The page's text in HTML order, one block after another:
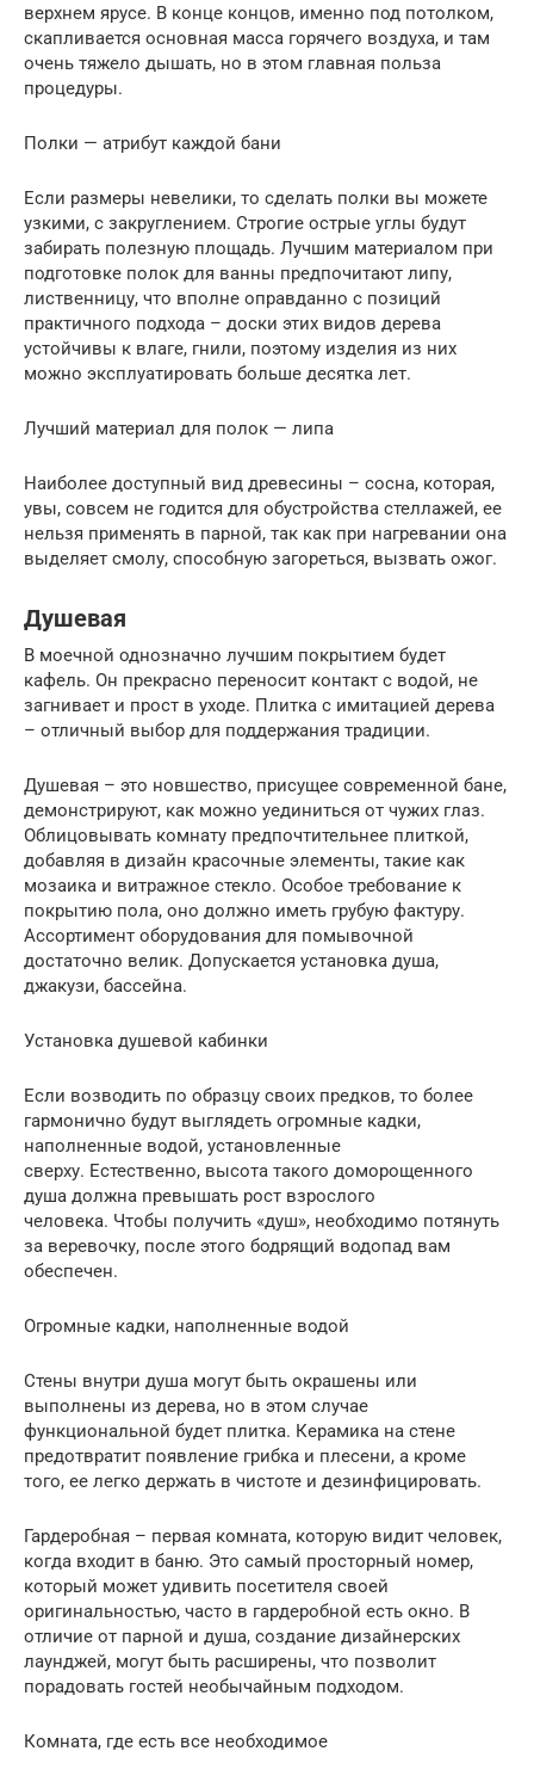
верхнем ярусе. В конце концов, именно под потолком,
скапливается основная масса горячего воздуха, и там
очень тяжело дышать, но в этом главная польза
процедуры.
Полки — атрибут каждой бани
Если размеры невелики, то сделать полки вы можете
узкими, с закруглением. Строгие острые углы будут
забирать полезную площадь. Лучшим материалом при
подготовке полок для ванны предпочитают липу,
лиственницу, что вполне оправданно с позиций
практичного подхода – доски этих видов дерева
устойчивы к влаге, гнили, поэтому изделия из них
можно эксплуатировать больше десятка лет.
Лучший материал для полок — липа
Наиболее доступный вид древесины – сосна, которая,
увы, совсем не годится для обустройства стеллажей, ее
нельзя применять в парной, так как при нагревании она
выделяет смолу, способную загореться, вызвать ожог.
Душевая
В моечной однозначно лучшим покрытием будет
кафель. Он прекрасно переносит контакт с водой, не
загнивает и прост в уходе. Плитка с имитацией дерева
– отличный выбор для поддержания традиции.
Душевая – это новшество, присущее современной бане,
демонстрируют, как можно уединиться от чужих глаз.
Облицовывать комнату предпочтительнее плиткой,
добавляя в дизайн красочные элементы, такие как
мозаика и витражное стекло. Особое требование к
покрытию пола, оно должно иметь грубую фактуру.
Ассортимент оборудования для помывочной
достаточно велик. Допускается установка душа,
джакузи, бассейна.
Установка душевой кабинки
Если возводить по образцу своих предков, то более
гармонично будут выглядеть огромные кадки,
наполненные водой, установленные
сверху. Естественно, высота такого доморощенного
душа должна превышать рост взрослого
человека. Чтобы получить «душ», необходимо потянуть
за веревочку, после этого бодрящий водопад вам
обеспечен.
Огромные кадки, наполненные водой
Стены внутри душа могут быть окрашены или
выполнены из дерева, но в этом случае
функциональной будет плитка. Керамика на стене
предотвратит появление грибка и плесени, а кроме
того, ее легко держать в чистоте и дезинфицировать.
Гардеробная – первая комната, которую видит человек,
когда входит в баню. Это самый просторный номер,
который может удивить посетителя своей
оригинальностью, часто в гардеробной есть окно. В
отличие от парной и душа, создание дизайнерских
лаунджей, могут быть расширены, что позволит
порадовать гостей необычайным подходом.
Комната, где есть все необходимое